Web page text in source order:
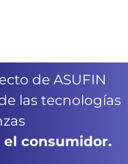
de ASUFIN
las tecnologías
el consumidor.